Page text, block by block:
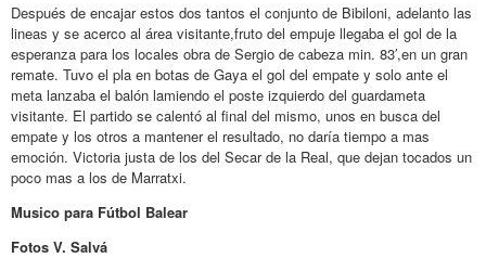
Después de encajar estos dos tantos el conjunto de Bibiloni, adelanto las
lineas y se acerco al área visitante,fruto del empuje llegaba el gol de la
esperanza para los locales obra de Sergio de cabeza min. 83′,en un gran
remate. Tuvo el pla en botas de Gaya el gol del empate y solo ante el
meta lanzaba el balón lamiendo el poste izquierdo del guardameta
visitante. El partido se calentó al final del mismo, unos en busca del
empate y los otros a mantener el resultado, no daría tiempo a mas
emoción. Victoria justa de los del Secar de la Real, que dejan tocados un
poco mas a los de Marratxi.
Musico para Fútbol Balear
Fotos V. Salvá